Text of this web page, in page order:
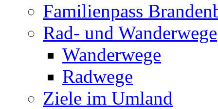
Familienpass
Rad- und Wanderwege
Wanderwege
Radwege
Ziele im Umland